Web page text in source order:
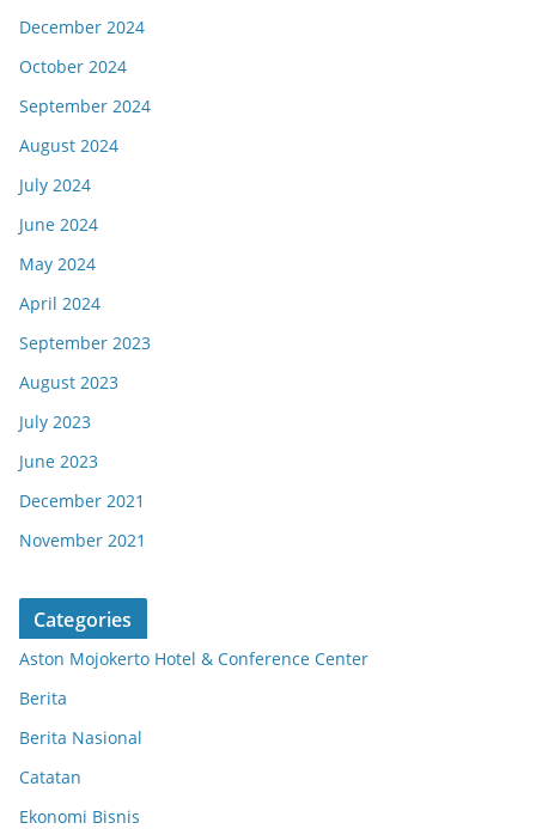
December 2024
October 2024
September 2024
August 2024
July 2024
June 2024
May 2024
April 2024
September 2023
August 2023
July 2023
June 2023
December 2021
November 2021
Categories
Aston Mojokerto Hotel & Conference Center
Berita
Berita Nasional
Catatan
Ekonomi Bisnis